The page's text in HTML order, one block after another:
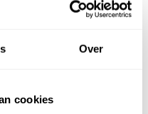
Over
cookies